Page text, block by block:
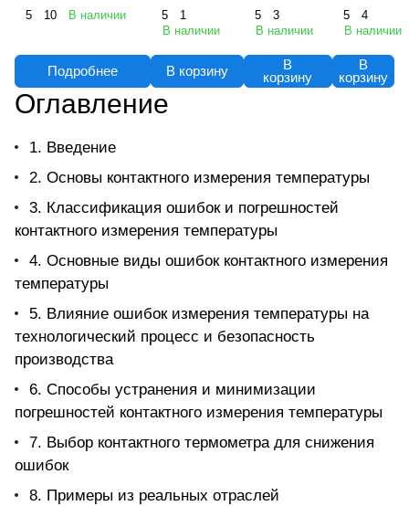
5 10 В наличии
Подробнее
5
1
В наличии
В корзину
5
3
В наличии
В
корзину
5
4
В наличии
В
корзину
Оглавление
1. Введение
2. Основы контактного измерения температуры
3. Классификация ошибок и погрешностей
контактного измерения температуры
4. Основные виды ошибок контактного измерения
температуры
5. Влияние ошибок измерения температуры на
технологический процесс и безопасность
производства
6. Способы устранения и минимизации
погрешностей контактного измерения температуры
7. Выбор контактного термометра для снижения
ошибок
8. Примеры из реальных отраслей